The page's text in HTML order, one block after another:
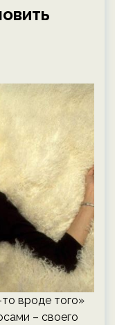
вроде того»
– своего